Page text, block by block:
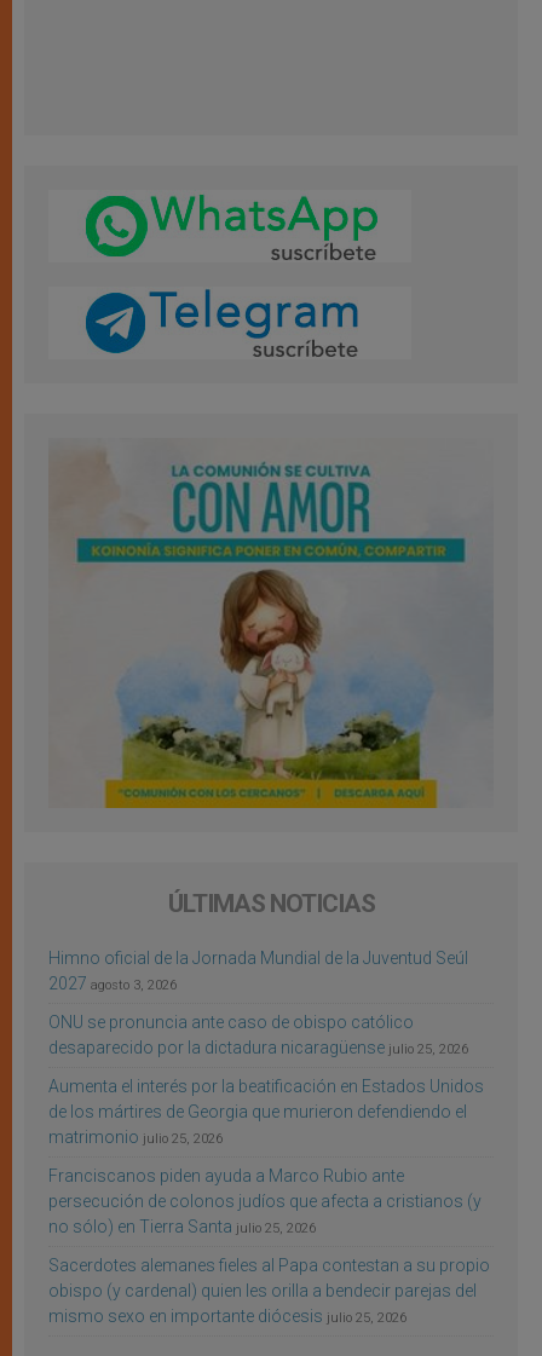
ÚLTIMAS NOTICIAS
Himno oficial de la Jornada Mundial de la Juventud Seúl
2027 agosto 3, 2026
ONU se pronuncia ante caso de obispo católico
desaparecido por la dictadura nicaragüense julio 25, 2026
Aumenta el interés por la beatificación en Estados Unidos
de los mártires de Georgia que murieron defendiendo el
matrimonio julio 25, 2026
Franciscanos piden ayuda a Marco Rubio ante
persecución de colonos judíos que afecta a cristianos (y
no sólo) en Tierra Santa julio 25, 2026
Sacerdotes alemanes fieles al Papa contestan a su propio
obispo (y cardenal) quien les orilla a bendecir parejas del
mismo sexo en importante diócesis julio 25, 2026